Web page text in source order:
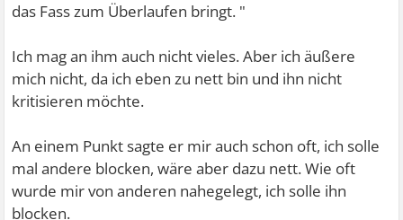
das Fass zum Überlaufen bringt. "
Ich mag an ihm auch nicht vieles. Aber ich äußere
mich nicht, da ich eben zu nett bin und ihn nicht
kritisieren möchte.
An einem Punkt sagte er mir auch schon oft, ich solle
mal andere blocken, wäre aber dazu nett. Wie oft
wurde mir von anderen nahegelegt, ich solle ihn
blocken.